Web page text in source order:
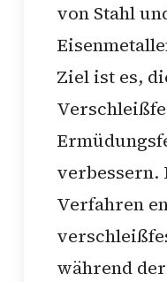
von Stahl
Ziel ist es,
verbessern.
Verfahren
während